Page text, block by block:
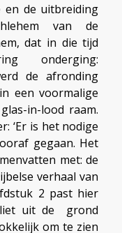
en de uitbreiding
van de
dat in die tijd
onderging:
de afronding
een voormalige
in-lood raam.
‘Er is het nodige
gegaan. Het
met: de
verhaal van
2 past hier
liet uit de grond
om te zien